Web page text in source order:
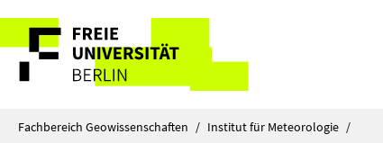
direkt
Inhalt
Service-
Navigation
Fachbereich Geowissenschaften / Institut für Meteorologie /